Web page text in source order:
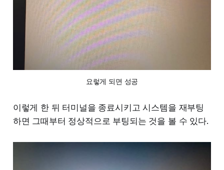
요렇게 되면 성공
이렇게 한 뒤 터미널을 종료시키고 시스템을 재부팅
하면 그때부터 정상적으로 부팅되는 것을 볼 수 있다.